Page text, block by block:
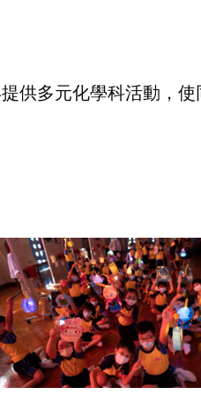
供多元化學科活動，